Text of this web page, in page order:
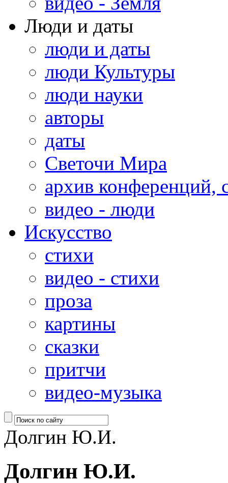
Люди и даты
люди и даты
люди Культуры
люди науки
авторы
даты
Светочи Мира
архив конференций,
видео - люди
Искусство
стихи
видео - стихи
проза
картины
сказки
притчи
видео-музыка
Долгин Ю.И.
Долгин Ю.И.